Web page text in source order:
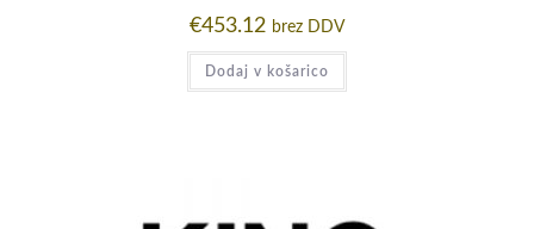
€453.12 brez DDV
Dodaj v košarico